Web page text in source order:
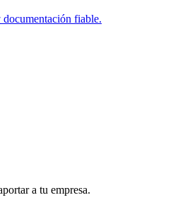
fiable.
a tu empresa.